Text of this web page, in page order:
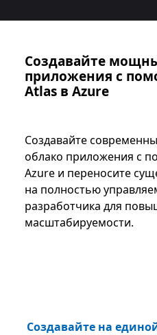
Создавайте
приложения с
Atlas в Azure
Создавайте
облако приложения с
Azure и переносите
на полностью
разработчика для
масштабируемости.
Создавайте на